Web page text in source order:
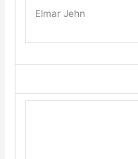
Elmar Jehn